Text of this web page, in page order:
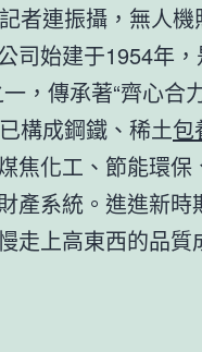
者連振攝，無人機
司始建于1954年
，傳承著“齊心合
構成鋼鐵、稀土包
焦化工、節能環保
產系統。進進新時
走上高東西的品質